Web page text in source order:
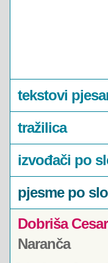
tekstovi
tražilica
izvođači po
pjesme po
Dobriša
Naranča